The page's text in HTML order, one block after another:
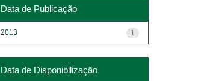
Data de Publicação
1
2013
Data de Disponibilização